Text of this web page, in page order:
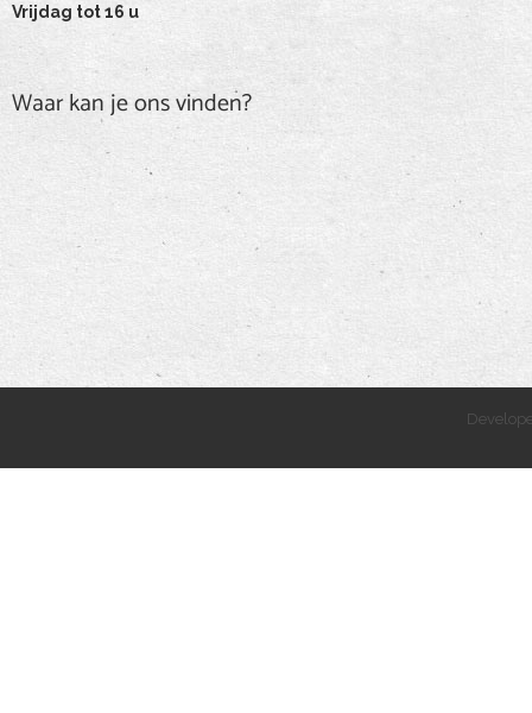
Vrijdag tot 16 u
Waar kan je ons vinden?